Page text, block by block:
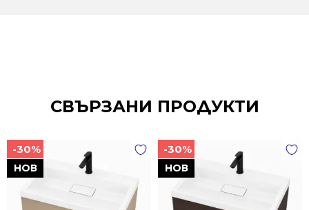
СВЪРЗАНИ ПРОДУКТИ
НОВ
-30%
НОВ
-30%